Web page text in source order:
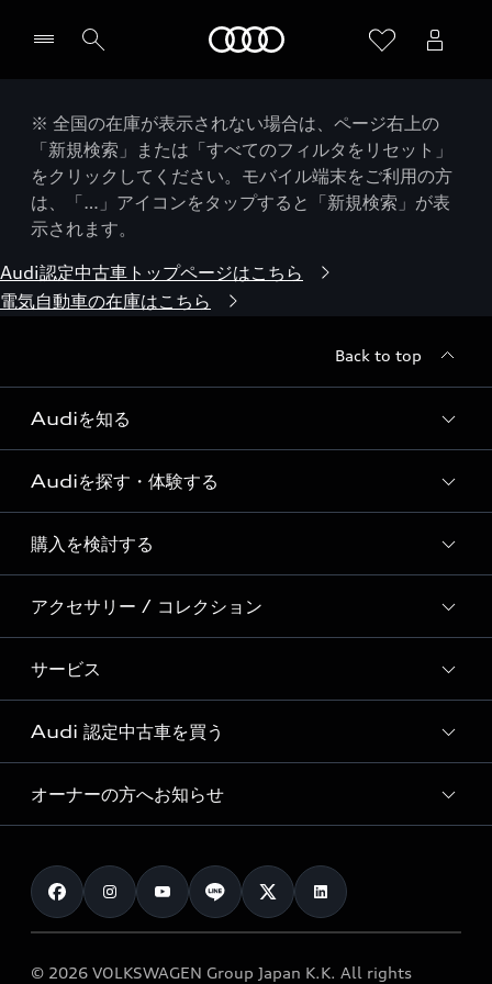
※ 全国の在庫が表示されない場合は、ページ右上の
「新規検索」または「すべてのフィルタをリセット」
をクリックしてください。モバイル端末をご利用の方
は、「…」アイコンをタップすると「新規検索」が表
示されます。
Audi認定中古車トップページはこちら
電気自動車の在庫はこちら
Back to top
Audiを知る
Audi ブランド
Story of Progress
Audi Sport
Formula 1®
デジタルサービス
Audiを探す・体験する
ディーラー検索
新車在庫検索
試乗車・展示車検索
見積り依頼
試乗予約
購入を検討する
モデル一覧
特別仕様モデル / 限定モデル
e-tronラインアップ
価格シミュレーション
車両比較
カタログ一覧
アクセサリー / コレクション
純正アクセサリー
オンラインショップ
Audi collection
アウディナビアプリ
サービス
サービス入庫予約
サービスプログラム
メンテナンス
車検 / 定期点検
e-tronアフターサポート
Audi 認定中古車を買う
Audi認定中古車
クオリティ
保証
メンテナンス
オーナーの方へお知らせ
お知らせ
オーナー様向けキャンペーン
© 2026 VOLKSWAGEN Group Japan K.K. All rights